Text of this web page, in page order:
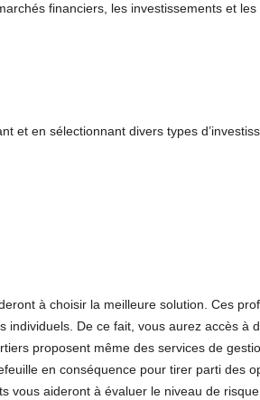
financiers, les investissements et
et en sélectionnant divers types
à choisir la meilleure solution. Ces
De ce fait, vous aurez accès à
proposent même des services de
en conséquence pour tirer parti des
vous aideront à évaluer le niveau de